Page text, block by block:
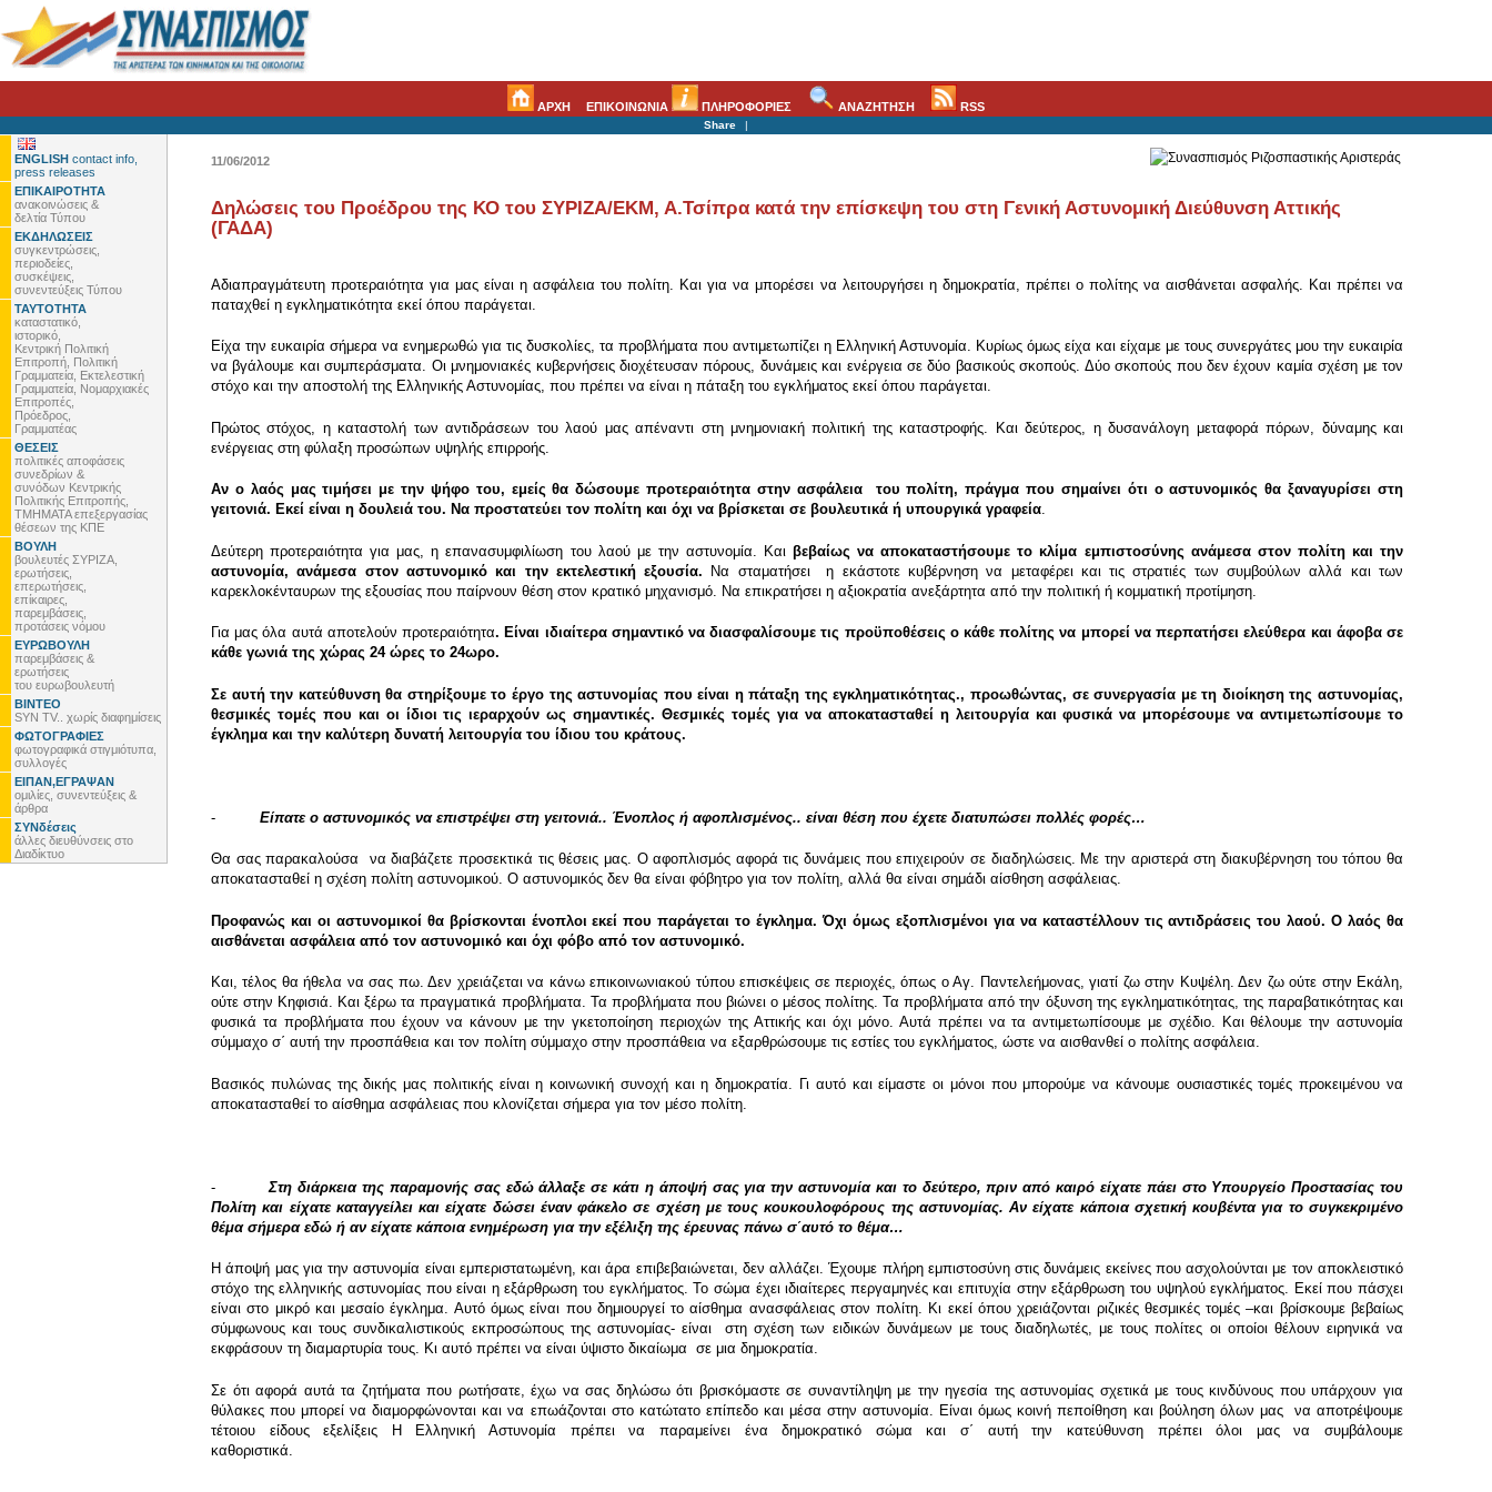
ΑΡΧΗ ΕΠΙΚΟΙΝΩΝΙΑ ΠΛΗΡΟΦΟΡΙΕΣ ΑΝΑΖΗΤΗΣΗ RSS
Share |
ENGLISH contact info,
press releases
ΕΠΙΚΑΙΡΟΤΗΤΑ
ανακοινώσεις &
δελτία Τύπου
ΕΚΔΗΛΩΣΕΙΣ
συγκεντρώσεις,
περιοδείες,
συσκέψεις,
συνεντεύξεις Τύπου
ΤΑΥΤΟΤΗΤΑ
καταστατικό,
ιστορικό,
Κεντρική Πολιτική
Επιτροπή, Πολιτική
Γραμματεία, Εκτελεστική
Γραμματεία, Νομαρχιακές
Επιτροπές,
Πρόεδρος,
Γραμματέας
ΘΕΣΕΙΣ
πολιτικές αποφάσεις
συνεδρίων &
συνόδων Κεντρικής
Πολιτικής Επιτροπής,
ΤΜΗΜΑΤΑ επεξεργασίας
θέσεων της ΚΠΕ
ΒΟΥΛΗ
βουλευτές ΣΥΡΙΖΑ,
ερωτήσεις,
επερωτήσεις,
επίκαιρες,
παρεμβάσεις,
προτάσεις νόμου
ΕΥΡΩΒΟΥΛΗ
παρεμβάσεις &
ερωτήσεις
του ευρωβουλευτή
ΒΙΝΤΕΟ
SYN TV.. χωρίς διαφημίσεις
ΦΩΤΟΓΡΑΦΙΕΣ
φωτογραφικά στιγμιότυπα,
συλλογές
ΕΙΠΑΝ,ΕΓΡΑΨΑΝ
ομιλίες, συνεντεύξεις &
άρθρα
ΣΥΝδέσεις
άλλες διευθύνσεις στο
Διαδίκτυο
11/06/2012
Δηλώσεις του Προέδρου της ΚΟ του ΣΥΡΙΖΑ/ΕΚΜ, Α.Τσίπρα κατά την επίσκεψη του στη Γενική Αστυνομική Διεύθυνση Αττικής
(ΓΑΔΑ)
Αδιαπραγμάτευτη προτεραιότητα για μας είναι η ασφάλεια του πολίτη. Και για να μπορέσει να λειτουργήσει η δημοκρατία, πρέπει ο πολίτης να αισθάνεται ασφαλής. Και πρέπει να
παταχθεί η εγκληματικότητα εκεί όπου παράγεται.
Είχα την ευκαιρία σήμερα να ενημερωθώ για τις δυσκολίες, τα προβλήματα που αντιμετωπίζει η Ελληνική Αστυνομία. Κυρίως όμως είχα και είχαμε με τους συνεργάτες μου την ευκαιρία
να βγάλουμε και συμπεράσματα. Οι μνημονιακές κυβερνήσεις διοχέτευσαν πόρους, δυνάμεις και ενέργεια σε δύο βασικούς σκοπούς. Δύο σκοπούς που δεν έχουν καμία σχέση με τον
στόχο και την αποστολή της Ελληνικής Αστυνομίας, που πρέπει να είναι η πάταξη του εγκλήματος εκεί όπου παράγεται.
Πρώτος στόχος, η καταστολή των αντιδράσεων του λαού μας απέναντι στη μνημονιακή πολιτική της καταστροφής. Και δεύτερος, η δυσανάλογη μεταφορά πόρων, δύναμης και
ενέργειας στη φύλαξη προσώπων υψηλής επιρροής.
Αν ο λαός μας τιμήσει με την ψήφο του, εμείς θα δώσουμε προτεραιότητα στην ασφάλεια του πολίτη, πράγμα που σημαίνει ότι ο αστυνομικός θα ξαναγυρίσει στη
γειτονιά. Εκεί είναι η δουλειά του. Να προστατεύει τον πολίτη και όχι να βρίσκεται σε βουλευτικά ή υπουργικά γραφεία.
Δεύτερη προτεραιότητα για μας, η επανασυμφιλίωση του λαού με την αστυνομία. Καιβεβαίως να αποκαταστήσουμε το κλίμα εμπιστοσύνης ανάμεσα στον πολίτη και την
αστυνομία, ανάμεσα στον αστυνομικό και την εκτελεστική εξουσία. Να σταματήσει η εκάστοτε κυβέρνηση να μεταφέρει και τις στρατιές των συμβούλων αλλά και των
καρεκλοκένταυρων της εξουσίας που παίρνουν θέση στον κρατικό μηχανισμό. Να επικρατήσει η αξιοκρατία ανεξάρτητα από την πολιτική ή κομματική προτίμηση.
Για μας όλα αυτά αποτελούν προτεραιότητα. Είναι ιδιαίτερα σημαντικό να διασφαλίσουμε τις προϋποθέσεις ο κάθε πολίτης να μπορεί να περπατήσει ελεύθερα και άφοβα σε
κάθε γωνιά της χώρας 24 ώρες το 24ωρο.
Σε αυτή την κατεύθυνση θα στηρίξουμε το έργο της αστυνομίας που είναι η πάταξη της εγκληματικότητας., προωθώντας, σε συνεργασία με τη διοίκηση της αστυνομίας,
θεσμικές τομές που και οι ίδιοι τις ιεραρχούν ως σημαντικές. Θεσμικές τομές για να αποκατασταθεί η λειτουργία και φυσικά να μπορέσουμε να αντιμετωπίσουμε το
έγκλημα και την καλύτερη δυνατή λειτουργία του ίδιου του κράτους.
- Είπατε ο αστυνομικός να επιστρέψει στη γειτονιά.. Ένοπλος ή αφοπλισμένος.. είναι θέση που έχετε διατυπώσει πολλές φορές…
Θα σας παρακαλούσα να διαβάζετε προσεκτικά τις θέσεις μας. Ο αφοπλισμός αφορά τις δυνάμεις που επιχειρούν σε διαδηλώσεις. Με την αριστερά στη διακυβέρνηση του τόπου θα
αποκατασταθεί η σχέση πολίτη αστυνομικού. Ο αστυνομικός δεν θα είναι φόβητρο για τον πολίτη, αλλά θα είναι σημάδι αίσθηση ασφάλειας.
Προφανώς και οι αστυνομικοί θα βρίσκονται ένοπλοι εκεί που παράγεται το έγκλημα. Όχι όμως εξοπλισμένοι για να καταστέλλουν τις αντιδράσεις του λαού. Ο λαός θα
αισθάνεται ασφάλεια από τον αστυνομικό και όχι φόβο από τον αστυνομικό.
Και, τέλος θα ήθελα να σας πω. Δεν χρειάζεται να κάνω επικοινωνιακού τύπου επισκέψεις σε περιοχές, όπως ο Αγ. Παντελεήμονας, γιατί ζω στην Κυψέλη. Δεν ζω ούτε στην Εκάλη,
ούτε στην Κηφισιά. Και ξέρω τα πραγματικά προβλήματα. Τα προβλήματα που βιώνει ο μέσος πολίτης. Τα προβλήματα από την όξυνση της εγκληματικότητας, της παραβατικότητας και
φυσικά τα προβλήματα που έχουν να κάνουν με την γκετοποίηση περιοχών της Αττικής και όχι μόνο. Αυτά πρέπει να τα αντιμετωπίσουμε με σχέδιο. Και θέλουμε την αστυνομία
σύμμαχο σ΄ αυτή την προσπάθεια και τον πολίτη σύμμαχο στην προσπάθεια να εξαρθρώσουμε τις εστίες του εγκλήματος, ώστε να αισθανθεί ο πολίτης ασφάλεια.
Βασικός πυλώνας της δικής μας πολιτικής είναι η κοινωνική συνοχή και η δημοκρατία. Γι αυτό και είμαστε οι μόνοι που μπορούμε να κάνουμε ουσιαστικές τομές προκειμένου να
αποκατασταθεί το αίσθημα ασφάλειας που κλονίζεται σήμερα για τον μέσο πολίτη.
-Στη διάρκεια της παραμονής σας εδώ άλλαξε σε κάτι η άποψή σας για την αστυνομία και το δεύτερο, πριν από καιρό είχατε πάει στο Υπουργείο Προστασίας του
Πολίτη και είχατε καταγγείλει και είχατε δώσει έναν φάκελο σε σχέση με τους κουκουλοφόρους της αστυνομίας. Αν είχατε κάποια σχετική κουβέντα για το συγκεκριμένο
θέμα σήμερα εδώ ή αν είχατε κάποια ενημέρωση για την εξέλιξη της έρευνας πάνω σ΄αυτό το θέμα…
Η άποψή μας για την αστυνομία είναι εμπεριστατωμένη, και άρα επιβεβαιώνεται, δεν αλλάζει. Έχουμε πλήρη εμπιστοσύνη στις δυνάμεις εκείνες που ασχολούνται με τον αποκλειστικό
στόχο της ελληνικής αστυνομίας που είναι η εξάρθρωση του εγκλήματος. Το σώμα έχει ιδιαίτερες περγαμηνές και επιτυχία στην εξάρθρωση του υψηλού εγκλήματος. Εκεί που πάσχει
είναι στο μικρό και μεσαίο έγκλημα. Αυτό όμως είναι που δημιουργεί το αίσθημα ανασφάλειας στον πολίτη. Κι εκεί όπου χρειάζονται ριζικές θεσμικές τομές –και βρίσκουμε βεβαίως
σύμφωνους και τους συνδικαλιστικούς εκπροσώπους της αστυνομίας- είναι στη σχέση των ειδικών δυνάμεων με τους διαδηλωτές, με τους πολίτες οι οποίοι θέλουν ειρηνικά να
εκφράσουν τη διαμαρτυρία τους. Κι αυτό πρέπει να είναι ύψιστο δικαίωμα σε μια δημοκρατία.
Σε ότι αφορά αυτά τα ζητήματα που ρωτήσατε, έχω να σας δηλώσω ότι βρισκόμαστε σε συναντίληψη με την ηγεσία της αστυνομίας σχετικά με τους κινδύνους που υπάρχουν για
θύλακες που μπορεί να διαμορφώνονται και να επωάζονται στο κατώτατο επίπεδο και μέσα στην αστυνομία. Είναι όμως κοινή πεποίθηση και βούληση όλων μας να αποτρέψουμε
τέτοιου είδους εξελίξεις Η Ελληνική Αστυνομία πρέπει να παραμείνει ένα δημοκρατικό σώμα και σ΄ αυτή την κατεύθυνση πρέπει όλοι μας να συμβάλουμε
καθοριστικά.